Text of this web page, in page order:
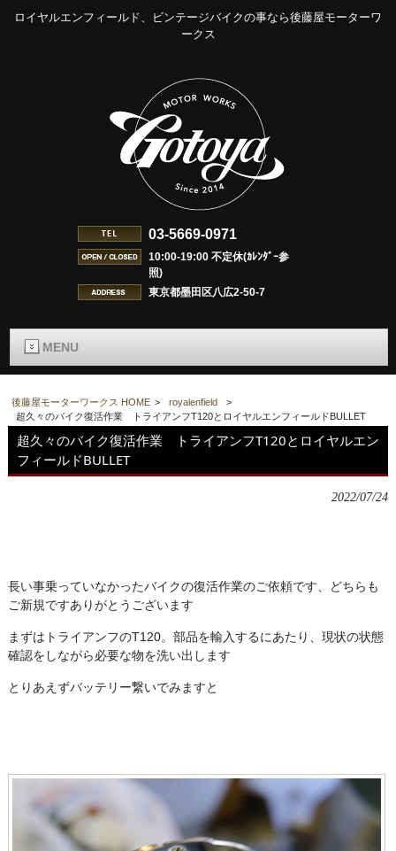
ロイヤルエンフィールド、ビンテージバイクの事なら後藤屋モーターワ
ークス
03-5669-0971
10:00-19:00 不定休(ｶﾚﾝﾀﾞｰ参
照)
東京都墨田区八広2-50-7
MENU
後藤屋モーターワークス HOME > royalenfield
>
超久々のバイク復活作業 トライアンフT120とロイヤルエンフィールドBULLET
超久々のバイク復活作業 トライアンフT120とロイヤルエン
フィールドBULLET
2022/07/24
長い事乗っていなかったバイクの復活作業のご依頼です、どちらも
ご新規ですありがとうございます
まずはトライアンフのT120。部品を輸入するにあたり、現状の状態
確認をしながら必要な物を洗い出します
とりあえずバッテリー繋いでみますと